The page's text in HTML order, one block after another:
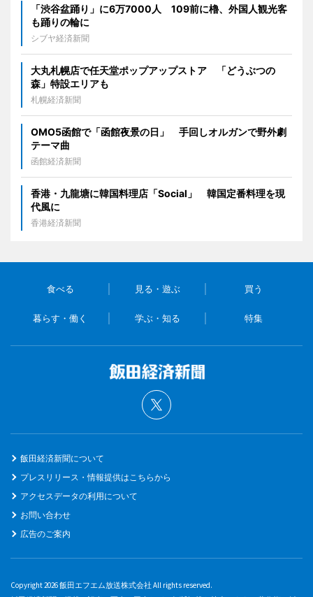
「渋谷盆踊り」に6万7000人 109前に櫓、外国人観光客
も踊りの輪に
シブヤ経済新聞
大丸札幌店で任天堂ポップアップストア 「どうぶつの
森」特設エリアも
札幌経済新聞
OMO5函館で「函館夜景の日」 手回しオルガンで野外劇
テーマ曲
函館経済新聞
香港・九龍塘に韓国料理店「Social」 韓国定番料理を現
代風に
香港経済新聞
食べる 見る・遊ぶ 買う
暮らす・働く 学ぶ・知る 特集
飯田経済新聞について
プレスリリース・情報提供はこちらから
アクセスデータの利用について
お問い合わせ
広告のご案内
Copyright 2026 飯田エフエム放送株式会社 All rights reserved.